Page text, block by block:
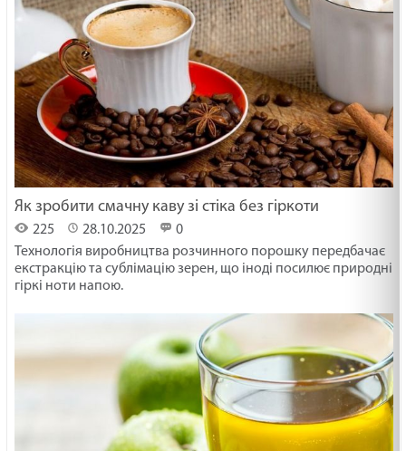
Як зробити смачну каву зі стіка без гіркоти
225 28.10.2025
0
Технологія виробництва розчинного порошку передбачає
екстракцію та сублімацію зерен, що іноді посилює природні
гіркі ноти напою.